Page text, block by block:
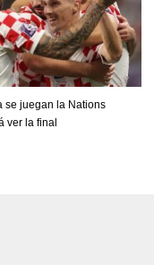
se juegan la Nations
ver la final